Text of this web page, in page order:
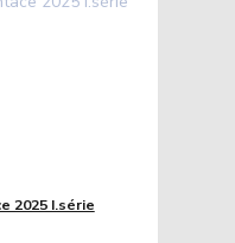
2025 I.série